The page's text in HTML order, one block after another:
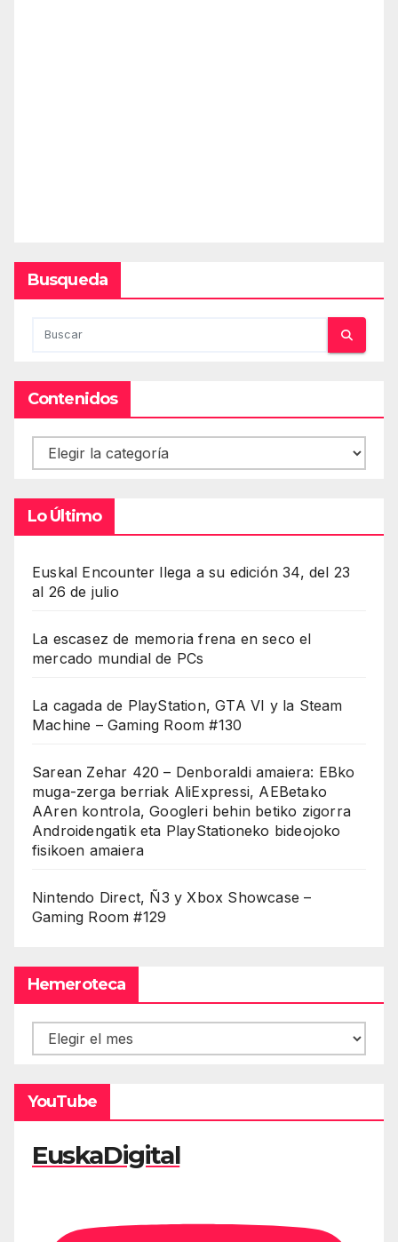
Busqueda
Contenidos
Contenidos
Lo Último
Euskal Encounter llega a su edición 34, del 23
al 26 de julio
La escasez de memoria frena en seco el
mercado mundial de PCs
La cagada de PlayStation, GTA VI y la Steam
Machine – Gaming Room #130
Sarean Zehar 420 – Denboraldi amaiera: EBko
muga-zerga berriak AliExpressi, AEBetako
AAren kontrola, Googleri behin betiko zigorra
Androidengatik eta PlayStationeko bideojoko
fisikoen amaiera
Nintendo Direct, Ñ3 y Xbox Showcase –
Gaming Room #129
Hemeroteca
Hemeroteca
YouTube
EuskaDigital